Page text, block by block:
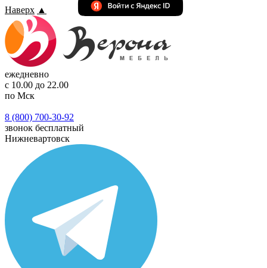
Наверх ▲
ежедневно
с 10.00 до 22.00
по Мск
8 (800) 700-30-92
звонок бесплатный
Нижневартовск